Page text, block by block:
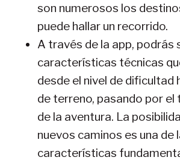
son numerosos los
puede hallar un recorrido.
A través de la app, podrás
características técnicas
desde el nivel de dificultad
de terreno, pasando por
de la aventura. La
nuevos caminos es una de
características